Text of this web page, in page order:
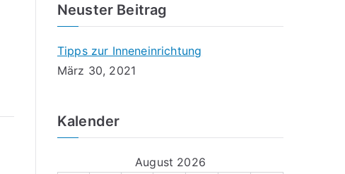
Neuster Beitrag
Tipps zur Inneneinrichtung
März 30, 2021
Kalender
August 2026